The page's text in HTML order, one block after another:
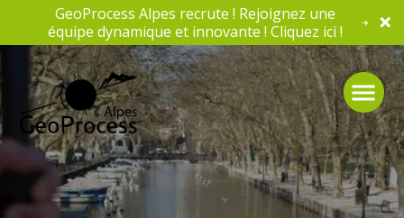
GeoProcess Alpes recrute ! Rejoignez une
équipe dynamique et innovante ! Cliquez ici !